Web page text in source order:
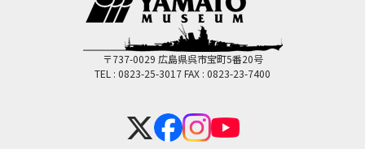
〒737-0029 広島県呉市宝町5番20号
TEL : 0823-25-3017FAX : 0823-23-7400